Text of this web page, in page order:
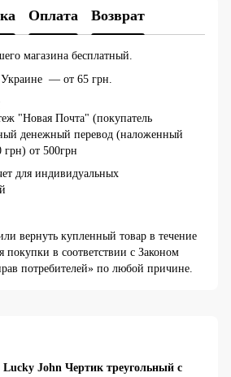
Оплата Возврат
магазина бесплатный.
— от 65 грн.
"Новая Почта" (покупатель
денежный перевод (наложенный
от 500грн
для индивидуальных
вернуть купленный товар в течение
покупки в соответствии с Законом
потребителей» по любой причине.
John Чертик треугольный с